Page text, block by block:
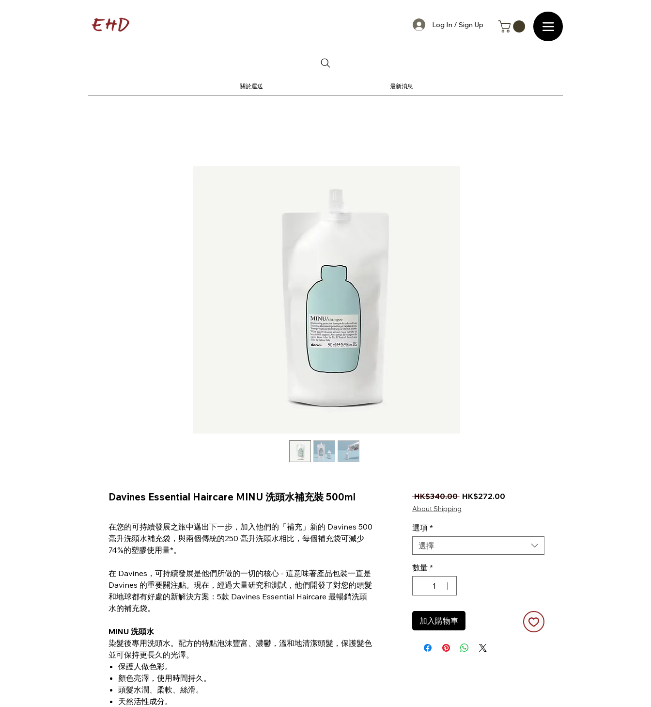
Log In / Sign Up
關於運送 最新消息
Davines Essential Haircare MINU 洗頭水補充裝 500ml
在您的可持續發展之旅中邁出下一步，加入他們的「補充」新的 Davines 500
毫升洗頭水補充袋，與兩個傳統的250 毫升洗頭水相比，每個補充袋可減少
74%的塑膠使用量*。
在 Davines，可持續發展是他們所做的一切的核心 - 這意味著產品包裝一直是
Davines 的重要關注點。現在，經過大量研究和測試，他們開發了對您的頭髮
和地球都有好處的新解決方案：5款 Davines Essential Haircare 最暢銷洗頭
水的補充袋。
MINU 洗頭水
染髮後專用洗頭水。配方的特點泡沫豐富、濃鬱，溫和地清潔頭髮，保護髮色
並可保持更長久的光澤。
保護人做色彩。
顏色亮澤，使用時間持久。
頭髮水潤、柔軟、絲滑。
天然活性成分。
HK$340.00 一般價格
HK$272.00促銷價格
About Shipping
選項 *
選擇
數量 *
加入購物車